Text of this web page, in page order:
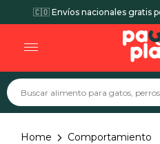
🚚 Envíos gratis para
Home Comportamiento